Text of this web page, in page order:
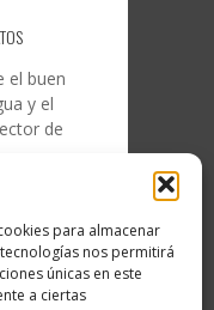
para almacenar
nos permitirá
únicas en este
a ciertas
el buen
y el
de
que cada